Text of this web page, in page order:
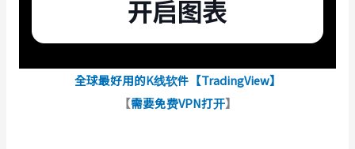
全球最好用的K线软件【TradingView】
【需要免费VPN打开】